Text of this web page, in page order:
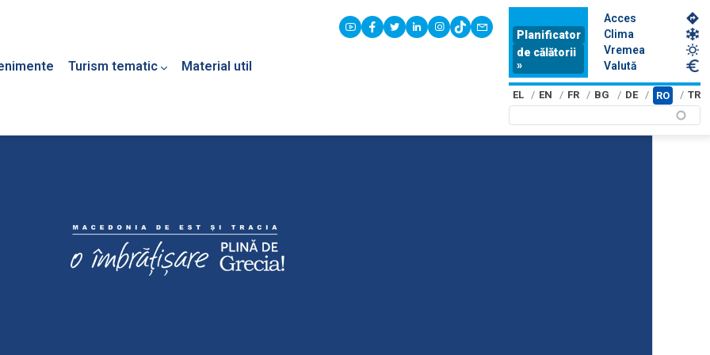
Turism tematic Material util
youtubefacebook
twitterlinkedininstagram
tiktokcontact
Planificator
de călătorii
»
Acces
Clima
Vremea
Valută
EL EN FR BG DE RO TR